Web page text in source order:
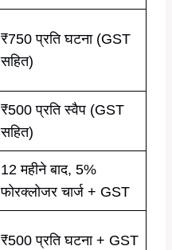
₹750 प्रति घटना (GST
सहित)
₹500 प्रति स्वैप (GST
सहित)
12 महीने बाद, 5%
फोरक्लोजर चार्ज + GST
₹500 प्रति घटना + GST